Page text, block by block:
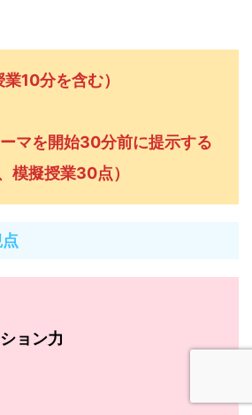
10分を含む）
マを開始30分前に提示する
模擬授業30点）
ョン力